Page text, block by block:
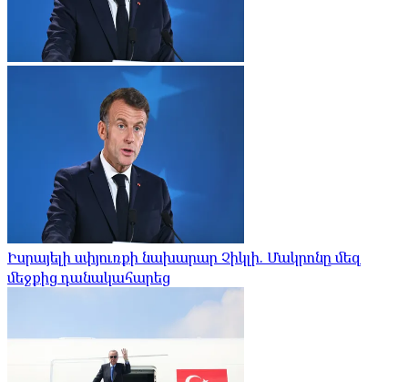
Իսրայելի սփյուռքի նախարար Չիկլի. Մակրոնը մեզ
մեջքից դանակահարեց